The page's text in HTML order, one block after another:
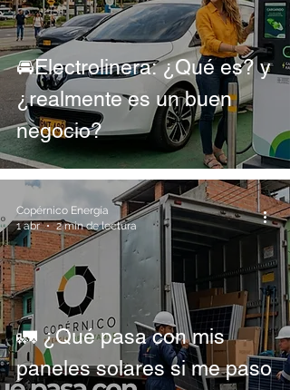
🚘Electrolinera: ¿Qué es? y
¿realmente es un buen
negocio?
🚛 ¿Qué pasa con mis
paneles solares si me paso
Copérnico Energía
1 abr
2 min de lectura